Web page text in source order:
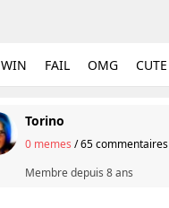
WIN FAIL OMG CUTE
Torino
0 memes /65 commentaires
Membre depuis 8 ans